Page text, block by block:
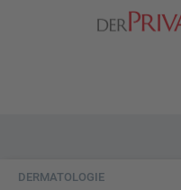
DERMATOLOGIE